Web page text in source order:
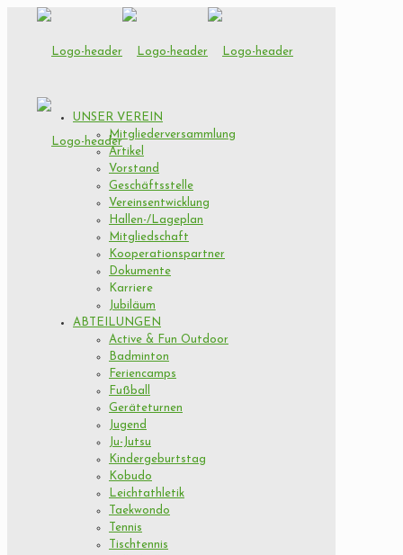
UNSER VEREIN
Mitgliederversammlung
Artikel
Vorstand
Geschäftsstelle
Vereinsentwicklung
Hallen-/Lageplan
Mitgliedschaft
Kooperationspartner
Dokumente
Karriere
Jubiläum
ABTEILUNGEN
Active & Fun Outdoor
Badminton
Feriencamps
Fußball
Geräteturnen
Jugend
Ju-Jutsu
Kindergeburtstag
Kobudo
Leichtathletik
Taekwondo
Tennis
Tischtennis